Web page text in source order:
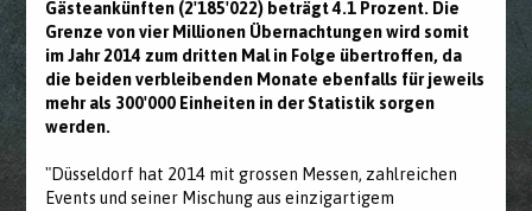
Gästeankünften (2'185'022) beträgt 4.1 Prozent. Die
Grenze von vier Millionen Übernachtungen wird somit
im Jahr 2014 zum dritten Mal in Folge übertroffen, da
die beiden verbleibenden Monate ebenfalls für jeweils
mehr als 300'000 Einheiten in der Statistik sorgen
werden.
"Düsseldorf hat 2014 mit grossen Messen, zahlreichen
Events und seiner Mischung aus einzigartigem